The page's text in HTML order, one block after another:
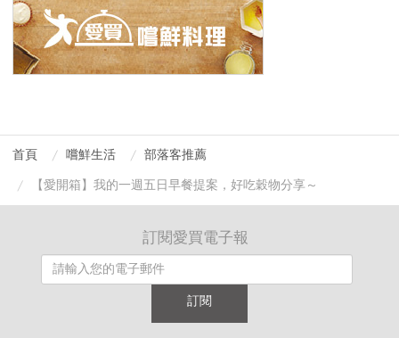
首頁 嚐鮮生活
部落客推薦
【愛開箱】我的一週五日早餐提案，好吃穀物分享～
訂閱愛買電子報
訂閱